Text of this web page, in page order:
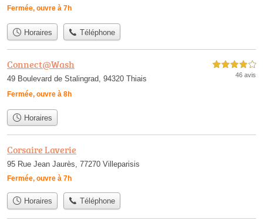
Fermée, ouvre à 7h
Horaires Téléphone
Connect@Wash
49 Boulevard de Stalingrad, 94320 Thiais
Fermée, ouvre à 8h
4,0 étoiles sur 5
46 avis
Horaires
Corsaire Laverie
95 Rue Jean Jaurès, 77270 Villeparisis
Fermée, ouvre à 7h
Horaires Téléphone